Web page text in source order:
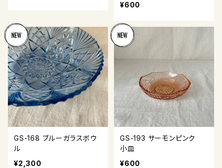
¥600
GS-168 ブルーガラスボウ
ル
¥2,300
GS-193 サーモンピンク
小皿
¥600